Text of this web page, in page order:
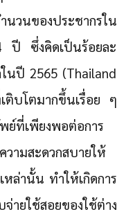
วนของประชากรใน
ปี ซึ่งคิดเป็นร้อยละ
นปี 2565 (Thailand
ติบโตมากขึ้นเรื่อย ๆ
ย์ที่เพียงพอต่อการ
วามสะดวกสบายให้
ล่านั้น ทำให้เกิดการ
ายใช้สอยของใช้ต่าง